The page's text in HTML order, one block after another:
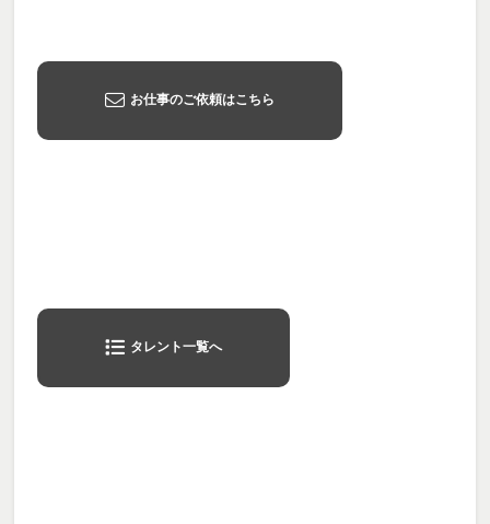
お仕事のご依頼はこちら
タレント一覧へ